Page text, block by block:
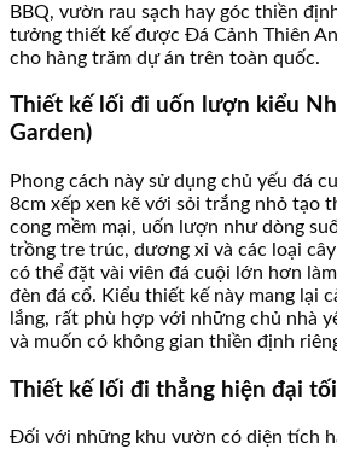
BBQ, vườn rau sạch hay góc thiền
tưởng thiết kế được Đá Cảnh Thiên
cho hàng trăm dự án trên toàn quốc.
Thiết kế lối đi uốn lượn kiểu
Garden)
Phong cách này sử dụng chủ yếu đá
8cm xếp xen kẽ với sỏi trắng nhỏ tạo
cong mềm mại, uốn lượn như dòng
trồng tre trúc, dương xỉ và các loại
có thể đặt vài viên đá cuội lớn hơn
đèn đá cổ. Kiểu thiết kế này mang lại
lắng, rất phù hợp với những chủ nhà
và muốn có không gian thiền định
Thiết kế lối đi thẳng hiện đại
Đối với những khu vườn có diện tích